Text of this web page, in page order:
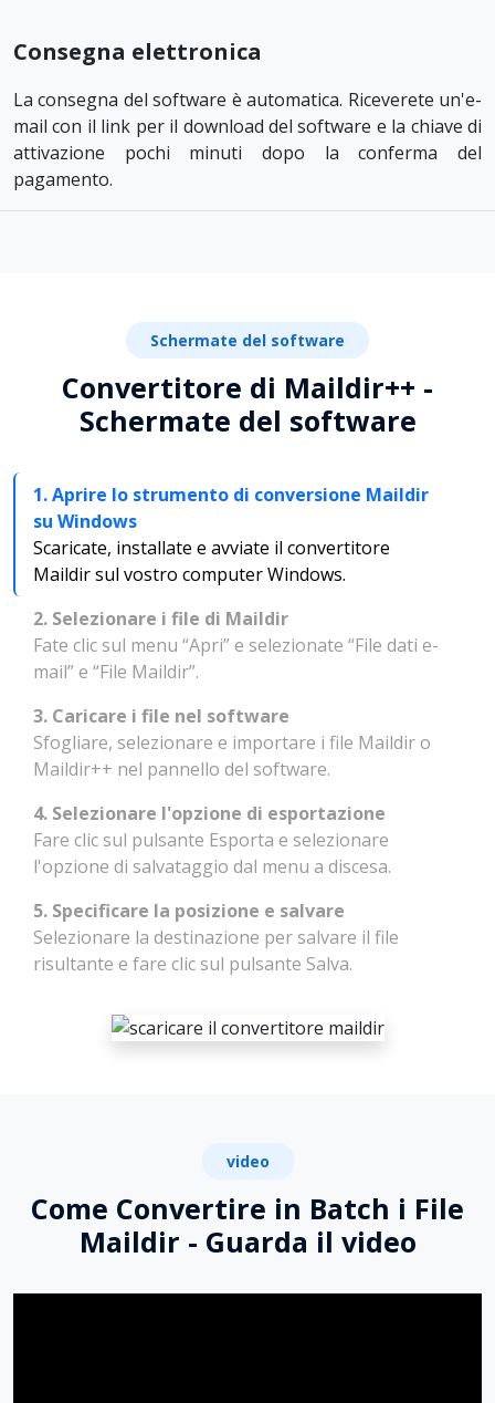
Consegna elettronica
La consegna del software è automatica. Riceverete un'e-
mail con il link per il download del software e la chiave di
attivazione pochi minuti dopo la conferma del
pagamento.
Schermate del software
Convertitore di Maildir++ -
Schermate del software
1. Aprire lo strumento di conversione Maildir
su Windows
Scaricate, installate e avviate il convertitore
Maildir sul vostro computer Windows.
2. Selezionare i file di Maildir
Fate clic sul menu “Apri” e selezionate “File dati e-
mail” e “File Maildir”.
3. Caricare i file nel software
Sfogliare, selezionare e importare i file Maildir o
Maildir++ nel pannello del software.
4. Selezionare l'opzione di esportazione
Fare clic sul pulsante Esporta e selezionare
l'opzione di salvataggio dal menu a discesa.
5. Specificare la posizione e salvare
Selezionare la destinazione per salvare il file
risultante e fare clic sul pulsante Salva.
video
Come Convertire in Batch i File
Maildir - Guarda il video